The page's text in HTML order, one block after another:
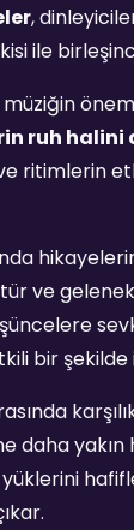
,
ile
ruh halini
ritimlerin
ve
bir
daha